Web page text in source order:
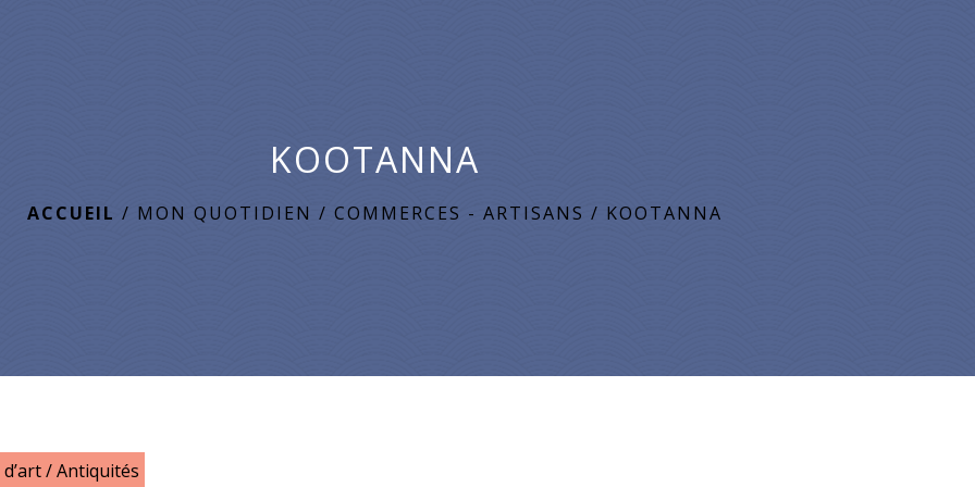
KOOTANNA
ACCUEIL / MON QUOTIDIEN /COMMERCES - ARTISANS / KOOTANNA
/ Antiquités